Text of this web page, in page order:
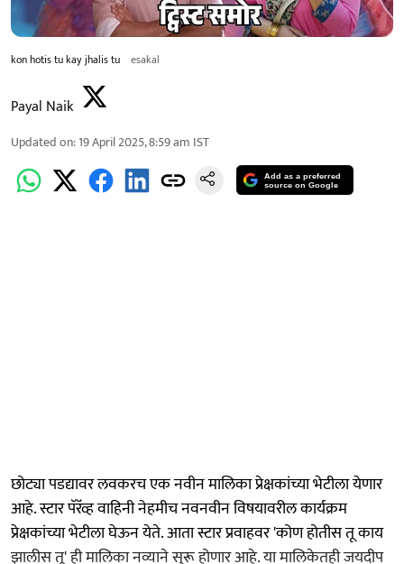
kon hotis tu kay jhalis tu esakal
Payal Naik
Updated on:19 April 2025, 8:59 am IST
Add as a preferred
source on Google
छोट्या पडद्यावर लवकरच एक नवीन मालिका प्रेक्षकांच्या भेटीला येणार
आहे. स्टार पॅरॅव्ह वाहिनी नेहमीच नवनवीन विषयावरील कार्यक्रम
प्रेक्षकांच्या भेटीला घेऊन येते. आता स्टार प्रवाहवर 'कोण होतीस तू काय
झालीस तू' ही मालिका नव्याने सुरू होणार आहे. या मालिकेतही जयदीप